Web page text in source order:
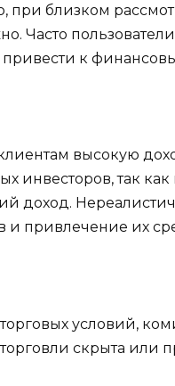
при близком
Часто
привести к
высокую
инвесторов, так
доход.
привлечение их
условий,
скрыта или